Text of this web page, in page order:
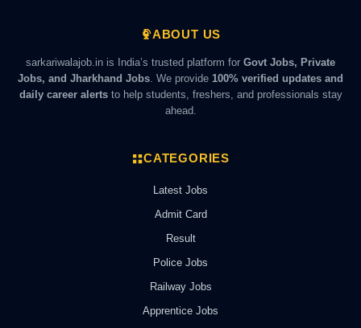
ABOUT US
sarkariwalajob.in is India’s trusted platform for Govt Jobs, Private
Jobs, and Jharkhand Jobs. We provide 100% verified updates and
daily career alertsto help students, freshers, and professionals stay
ahead.
CATEGORIES
Latest Jobs
Admit Card
Result
Police Jobs
Railway Jobs
Apprentice Jobs